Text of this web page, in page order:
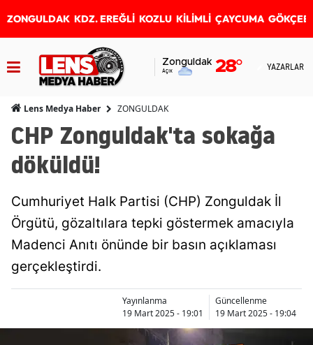
ZONGULDAK KDZ. EREĞLİ KOZLU KİLİMLİ ÇAYCUMA
Zonguldak
Açık 28° YAZARLAR
Lens Medya Haber ZONGULDAK
CHP Zonguldak'ta sokağa
döküldü!
Cumhuriyet Halk Partisi (CHP) Zonguldak İl
Örgütü, gözaltılara tepki göstermek amacıyla
Madenci Anıtı önünde bir basın açıklaması
gerçekleştirdi.
Yayınlanma
19 Mart 2025 - 19:01
Güncellenme
19 Mart 2025 - 19:04